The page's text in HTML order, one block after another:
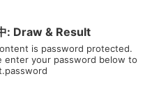
: Draw & Result
is password protected.
enter your password below to